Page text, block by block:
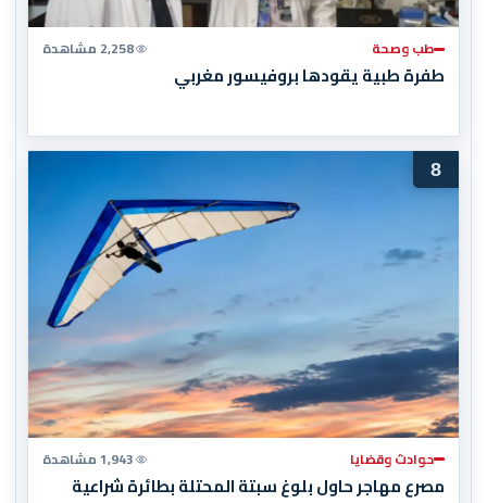
طب وصحة 2,258 مشاهدة
طفرة طبية يقودها بروفيسور مغربي
8
حوادث وقضايا 1,943 مشاهدة
مصرع مهاجر حاول بلوغ سبتة المحتلة بطائرة شراعية